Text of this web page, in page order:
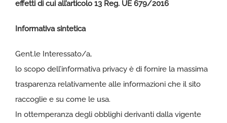
effetti di cui all’articolo 13 Reg. UE 679/2016
Informativa sintetica
Gent.le Interessato/a,
lo scopo dell’informativa privacy è di fornire la massima
trasparenza relativamente alle informazioni che il sito
raccoglie e su come le usa.
In ottemperanza degli obblighi derivanti dalla vigente